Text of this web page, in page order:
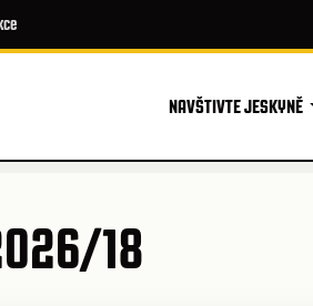
NAVŠTIVTE JESKYNĚ
18